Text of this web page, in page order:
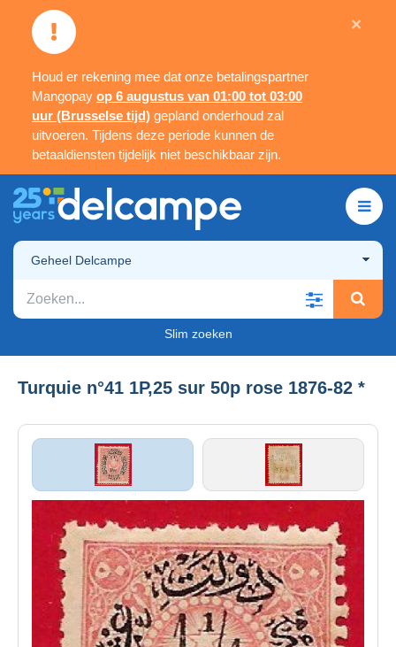
Houd er rekening mee dat onze betalingspartner
Mangopay op 6 augustus van 01:00 tot 03:00
uur (Brusselse tijd) gepland onderhoud zal
uitvoeren. Tijdens deze periode kunnen de
betaaldiensten tijdelijk niet beschikbaar zijn.
×
Geheel Delcampe
Slim zoeken
Turquie n°41 1P,25 sur 50p rose 1876-82 *